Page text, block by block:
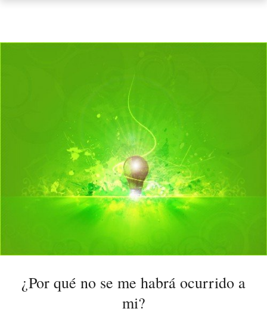
¿Por qué no se me habrá ocurrido a
mi?